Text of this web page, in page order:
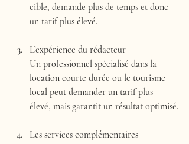
cible, demande plus de temps et donc
un tarif plus élevé.
L’expérience du rédacteur
Un professionnel spécialisé dans la
location courte durée ou le tourisme
local peut demander un tarif plus
élevé, mais garantit un résultat optimisé.
Les services complémentaires